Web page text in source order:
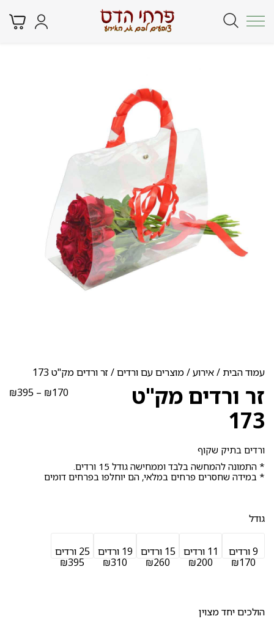
עמוד הבית /אירוע/מוצרים עם ורדים/ זר ורדים מק"ט 173
זר ורדים מק"ט
173
₪170
–
₪395
ורדים בתיק שקוף
* התמונה להמחשה בלבד וממחישה גודל 15 ורדים.
* במידה שחסרים פרחים במלאי, הם יוחלפו בפרחים דומים
גודל
9 ורדים
₪170
11 ורדים
₪200
15 ורדים
₪260
19 ורדים
₪310
25 ורדים
₪395
הולכים יחד מצוין